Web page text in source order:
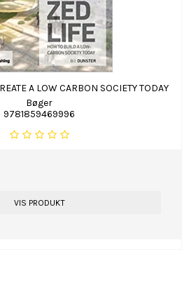
A LOW CARBON SOCIETY TODAY
Bøger
9781859469996
VIS PRODUKT